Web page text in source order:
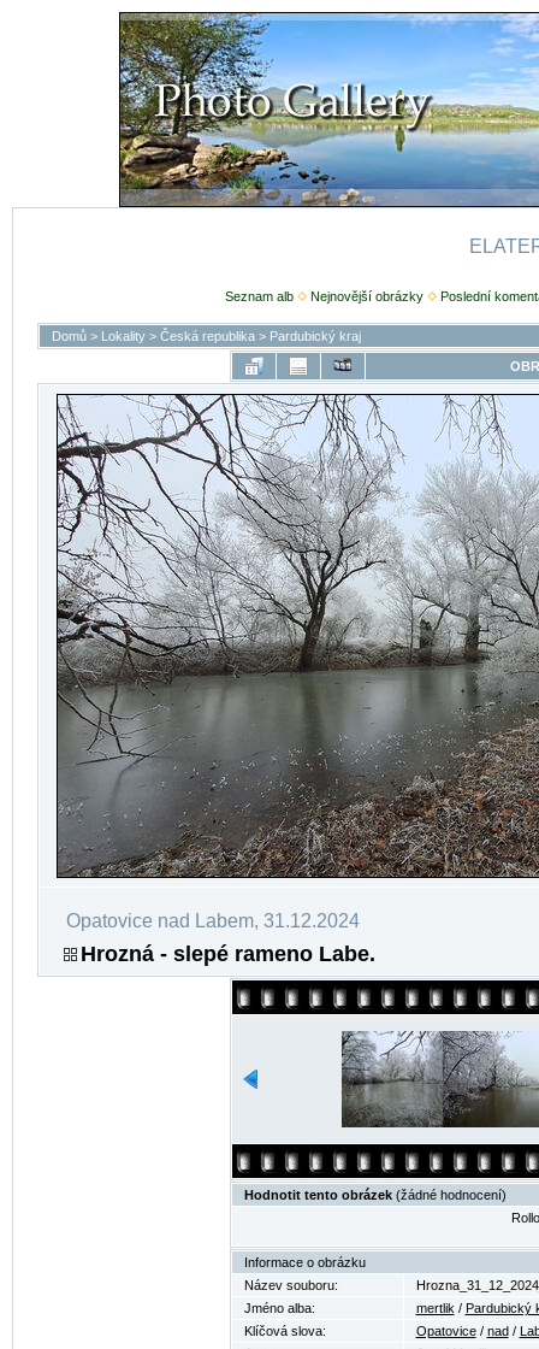
Seznam alb Nejnovější obrázky Poslední
Domů > Lokality > Česká republika > Pardubický kraj
Opatovice nad Labem, 31.12.2024
Hrozná - slepé rameno Labe.
Hodnotit tento obrázek (žádné hodnocení)
Informace o obrázku
Název souboru:
Jméno alba:
mertlik / Pardubický
Klíčová slova:
Opatovice/ nad/